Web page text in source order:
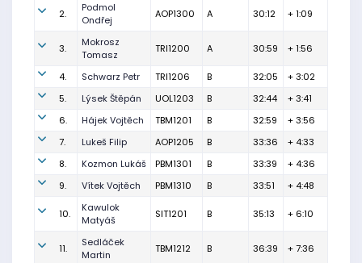
2.
Podmol
Ondřej
AOP1300 A 30:12 + 1:09
3.
Mokrosz
Tomasz
TRI1200 A 30:59 + 1:56
4. Schwarz Petr TRI1206 B 32:05
+ 3:02
5.
Lýsek Štěpán UOL1203 B 32:44
+ 3:41
6.
Hájek Vojtěch TBM1201 B 32:59
+ 3:56
7.
Lukeš Filip AOP1205 B 33:36
+ 4:33
8.
Kozmon Lukáš PBM1301 B 33:39
+ 4:36
9.
Vítek Vojtěch PBM1310 B 33:51 + 4:48
10.
Kawulok
Matyáš
SIT1201 B 35:13 + 6:10
11.
Sedláček
Martin
TBM1212 B 36:39 + 7:36